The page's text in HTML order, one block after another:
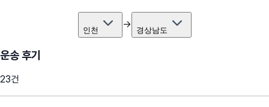
인천 → 경상남도
운송 후기
23건